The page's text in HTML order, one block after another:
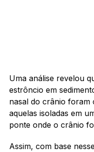
Uma análise revelou
estrôncio em
nasal do crânio foram
aquelas isoladas em
ponte onde o crânio
Assim, com base